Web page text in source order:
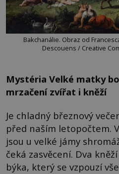
Bakchanálie. Obraz od
Descouens / Creative
Mystéria Velké matky
mrzačení zvířat i kněží
Je chladný březnový
před naším letopočtem.
jsou u velké jámy
čeká zasvěcení. Dva
býka, který se vzpouzí